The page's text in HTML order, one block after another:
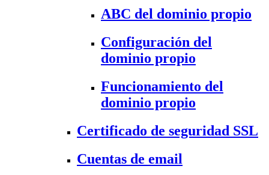
ABC del dominio propio
Configuración del
dominio propio
Funcionamiento del
dominio propio
Certificado de seguridad SSL
Cuentas de email